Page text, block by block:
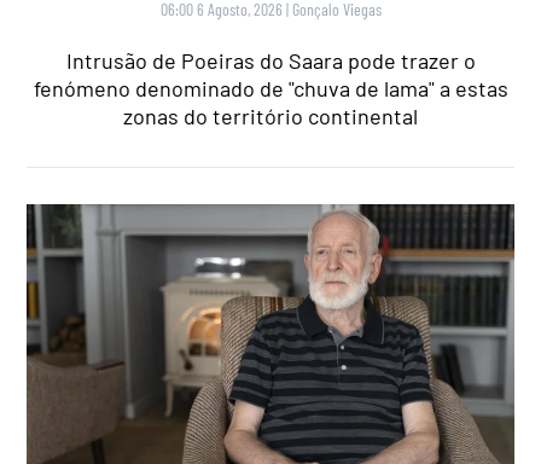
06:00 6 Agosto, 2026 | Gonçalo Viegas
Intrusão de Poeiras do Saara pode trazer o
fenómeno denominado de "chuva de lama" a estas
zonas do território continental